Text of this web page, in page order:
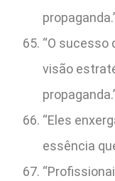
“O sucesso
visão
“Eles
essência